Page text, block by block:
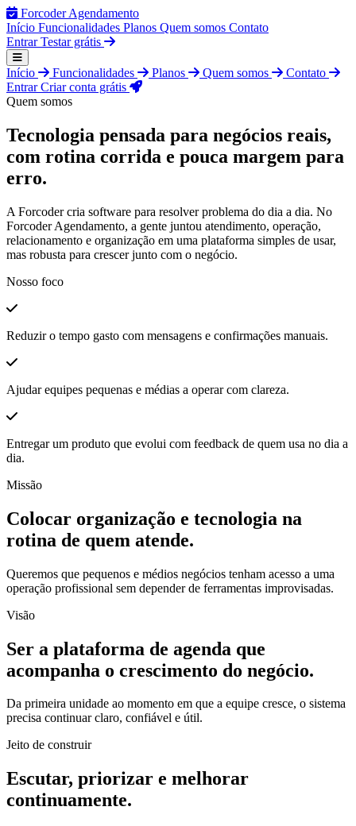
Forcoder Agendamento
Início Funcionalidades Planos Quem somos Contato
EntrarTestar grátis
Início Funcionalidades Planos Quem somos
Contato
EntrarCriar conta grátis
Quem somos
Tecnologia pensada para negócios reais,
com rotina corrida e pouca margem para
erro.
A Forcoder cria software para resolver problema do dia a dia. No
Forcoder Agendamento, a gente juntou atendimento, operação,
relacionamento e organização em uma plataforma simples de usar,
mas robusta para crescer junto com o negócio.
Nosso foco
Reduzir o tempo gasto com mensagens e confirmações manuais.
Ajudar equipes pequenas e médias a operar com clareza.
Entregar um produto que evolui com feedback de quem usa no dia a
dia.
Missão
Colocar organização e tecnologia na
rotina de quem atende.
Queremos que pequenos e médios negócios tenham acesso a uma
operação profissional sem depender de ferramentas improvisadas.
Visão
Ser a plataforma de agenda que
acompanha o crescimento do negócio.
Da primeira unidade ao momento em que a equipe cresce, o sistema
precisa continuar claro, confiável e útil.
Jeito de construir
Escutar, priorizar e melhorar
continuamente.